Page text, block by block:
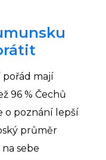
pořád mají
96 % Čechů
o poznání lepší
průměr
sebe